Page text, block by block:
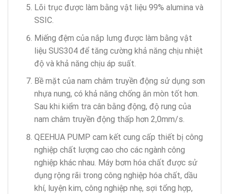
Lõi trục được làm bằng vật liệu 99% alumina và
SSIC.
Miếng đệm của nắp lưng được làm bằng vật
liệu SUS304 để tăng cường khả năng chịu nhiệt
độ và khả năng chịu áp suất.
Bề mặt của nam châm truyền động sử dụng sơn
nhựa nung, có khả năng chống ăn mòn tốt hơn.
Sau khi kiểm tra cân bằng động, độ rung của
nam châm truyền động thấp hơn 2,0mm/s.
QEEHUA PUMP cam kết cung cấp thiết bị công
nghiệp chất lượng cao cho các ngành công
nghiệp khác nhau. Máy bơm hóa chất được sử
dụng rộng rãi trong công nghiệp hóa chất, dầu
khí, luyện kim, công nghiệp nhẹ, sợi tổng hợp,